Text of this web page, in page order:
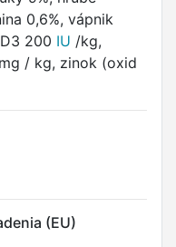
0,6%, vápnik
200 IU /kg,
/ kg, zinok (oxid
(EU)